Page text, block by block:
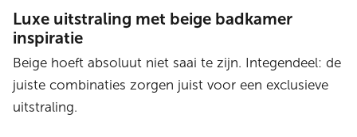
Luxe uitstraling met beige badkamer
inspiratie
Beige hoeft absoluut niet saai te zijn. Integendeel: de
juiste combinaties zorgen juist voor een exclusieve
uitstraling.